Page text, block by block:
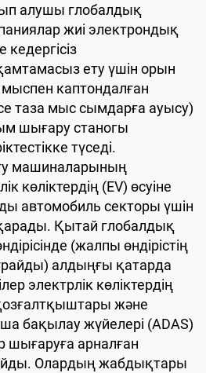
алушы глобалдық
жиі электрондық
кедергісіз
ету үшін орын
каптондалған
таза мыс сымдарға ауысу)
шығару станогы
түседі.
машиналарының
көліктердің (EV) өсуіне
автомобиль секторы үшін
Қытай глобалдық
(жалпы өндірістің
алдыңғы қатарда
электрлік көліктердің
және
бақылау жүйелері (ADAS)
шығаруға арналған
Олардың жабдықтары